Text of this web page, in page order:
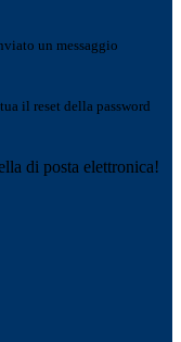
un messaggio
il reset della password
di posta elettronica!